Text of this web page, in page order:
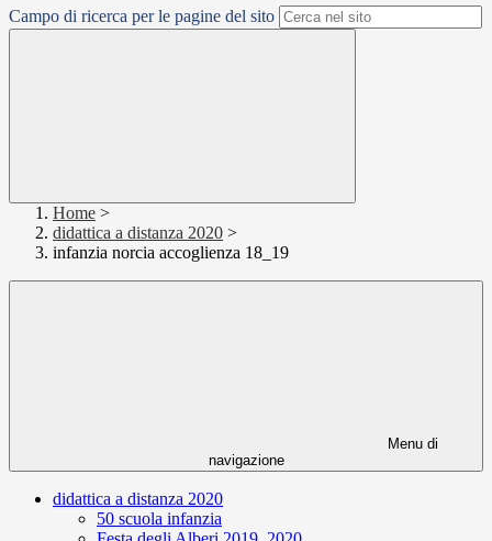
Campo di ricerca per le pagine del sito
Home >
didattica a distanza 2020 >
infanzia norcia accoglienza 18_19
Menu di
navigazione
didattica a distanza 2020
50 scuola infanzia